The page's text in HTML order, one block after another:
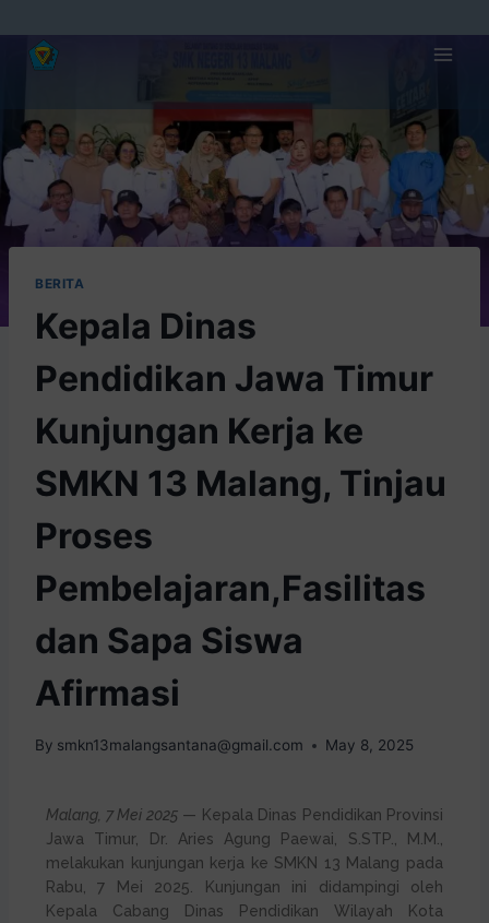
BERITA
Kepala Dinas
Pendidikan Jawa Timur
Kunjungan Kerja ke
SMKN 13 Malang, Tinjau
Proses
Pembelajaran,Fasilitas
dan Sapa Siswa
Afirmasi
By smkn13malangsantana@gmail.com May 8, 2025
Malang, 7 Mei 2025— Kepala Dinas Pendidikan Provinsi
Jawa Timur, Dr. Aries Agung Paewai, S.STP., M.M.,
melakukan kunjungan kerja ke SMKN 13 Malang pada
Rabu, 7 Mei 2025. Kunjungan ini didampingi oleh
Kepala Cabang Dinas Pendidikan Wilayah Kota